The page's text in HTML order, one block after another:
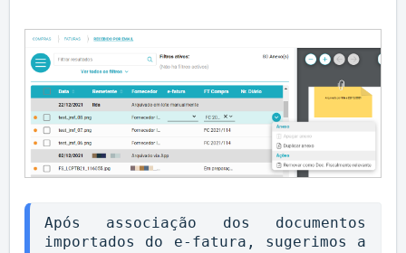
Após associação dos documentos
importados do e-fatura, sugerimos a